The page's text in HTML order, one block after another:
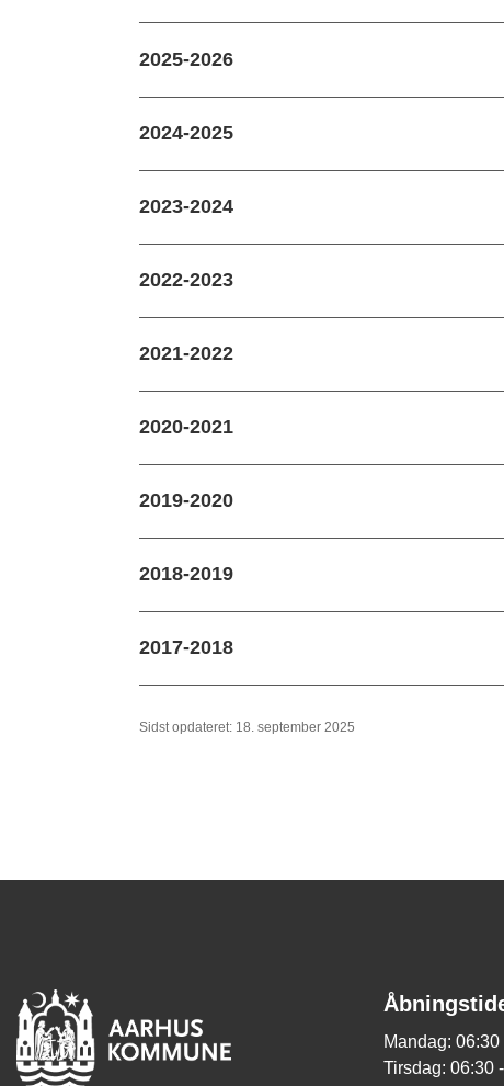
2025-2026
2024-2025
2023-2024
2022-2023
2021-2022
2020-2021
2019-2020
2018-2019
2017-2018
Sidst opdateret: 18. september 2025
Mandag: 06:30
Tirsdag: 06:30